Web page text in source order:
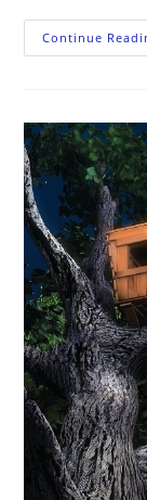
Continue